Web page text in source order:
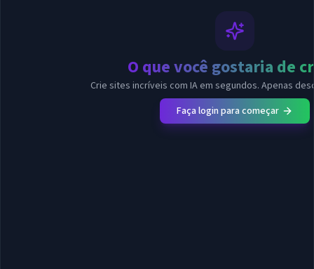
O que você gostaria de
Crie sites incríveis com IA em segundos. Apenas
Faça login para começar